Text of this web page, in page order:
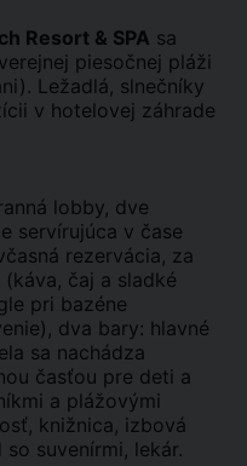
Resort & SPA sa
piesočnej pláži
Ležadlá, slnečníky
v hotelovej záhrade
lobby, dve
servírujúca v čase
rezervácia, za
čaj a sladké
pri bazéne
dva bary: hlavné
sa nachádza
časťou pre deti a
a plážovými
knižnica, izbová
suvenírmi, lekár.